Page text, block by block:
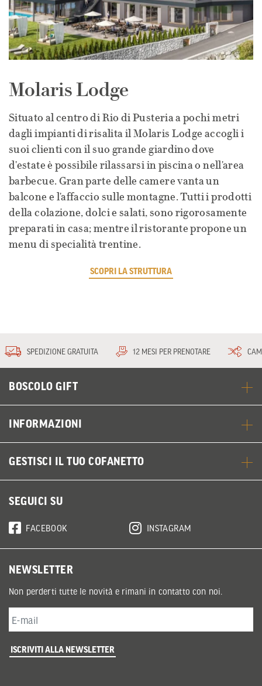
Molaris Lodge
Situato al centro di Rio di Pusteria a pochi metri
dagli impianti di risalita il Molaris Lodge accogli i
suoi clienti con il suo grande giardino dove
d'estate è possibile rilassarsi in piscina o nell'area
barbecue. Gran parte delle camere vanta un
balcone e l'affaccio sulle montagne. Tutti i prodotti
della colazione, dolci e salati, sono rigorosamente
preparati in casa; mentre il ristorante propone un
menu di specialità trentine.
SCOPRI LA STRUTTURA
SPEDIZIONE GRATUITA 12 MESI PER PRENOTARE
BOSCOLO GIFT
INFORMAZIONI
GESTISCI IL TUO COFANETTO
SEGUICI SU
FACEBOOK INSTAGRAM
NEWSLETTER
Non perderti tutte le novità e rimani in contatto con noi.
ISCRIVITI ALLA NEWSLETTER